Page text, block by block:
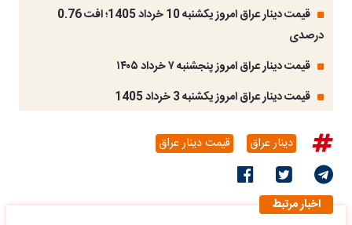
قیمت دینار عراق امروز یکشنبه 10 خرداد 1405؛ افت 0.76
درصدی
قیمت دینار عراق امروز پنجشنبه ۷ خرداد ۱۴۰۵
قیمت دینار عراق امروز یکشنبه 3 خرداد 1405
دینار عراق قیمت دینار عراق
اخبار مرتبط